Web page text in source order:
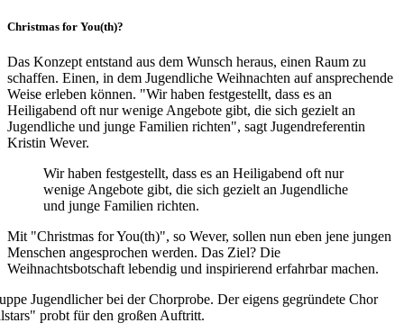
Christmas for You(th)?
Das Konzept entstand aus dem Wunsch heraus, einen Raum zu
schaffen. Einen, in dem Jugendliche Weihnachten auf ansprechende
Weise erleben können. "Wir haben festgestellt, dass es an
Heiligabend oft nur wenige Angebote gibt, die sich gezielt an
Jugendliche und junge Familien richten", sagt Jugendreferentin
Kristin Wever.
Wir haben festgestellt, dass es an Heiligabend oft nur
wenige Angebote gibt, die sich gezielt an Jugendliche
und junge Familien richten.
Mit "Christmas for You(th)", so Wever, sollen nun eben jene jungen
Menschen angesprochen werden. Das Ziel? Die
Weihnachtsbotschaft lebendig und inspirierend erfahrbar machen.